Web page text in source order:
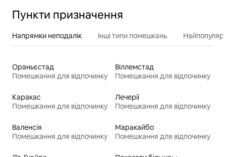
Пункти призначення
Напрямки неподалік Інші типи помешкань
Ораньєстад
Помешкання для відпочинку
Віллемстад
Помешкання для відпочинку
Каракас
Помешкання для відпочинку
Лечерії
Помешкання для відпочинку
Валенсія
Помешкання для відпочинку
Маракайбо
Помешкання для відпочинку